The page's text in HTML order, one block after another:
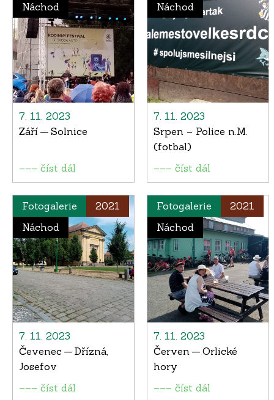
Náchod
7. 11. 2023
Září — Solnice
––– číst dál
Náchod
7. 11. 2023
Srpen – Police n.M.
(fotbal)
––– číst dál
Fotogalerie
2021
Náchod
7. 11. 2023
Čevenec — Dřízná,
Josefov
––– číst dál
Fotogalerie
2021
Náchod
7. 11. 2023
Červen — Orlické
hory
––– číst dál